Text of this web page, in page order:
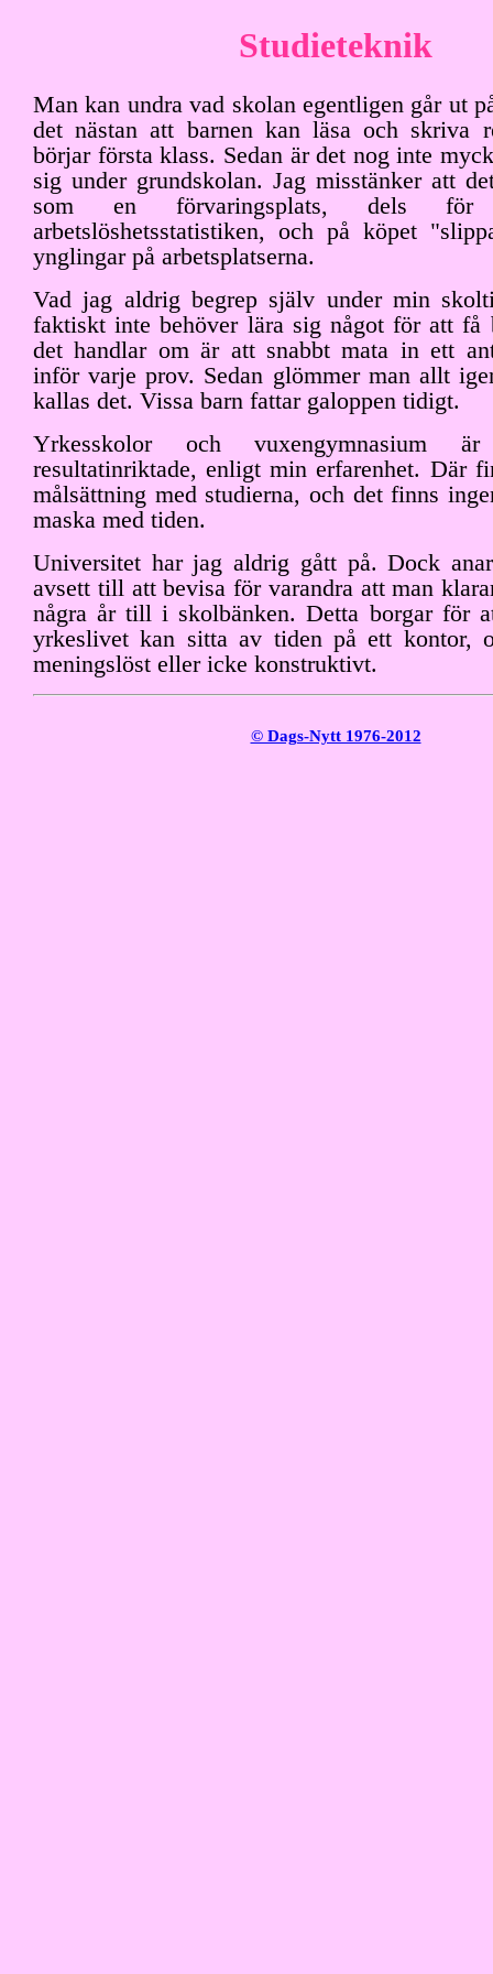
Studieteknik
Man kan undra vad skolan egentligen går ut
det nästan att barnen kan läsa och skriva
börjar första klass. Sedan är det nog inte
sig under grundskolan. Jag misstänker att
som en förvaringsplats, dels
arbetslöshetsstatistiken, och på köpet
ynglingar på arbetsplatserna.
Vad jag aldrig begrep själv under min
faktiskt inte behöver lära sig något för att få
det handlar om är att snabbt mata in ett
inför varje prov. Sedan glömmer man allt
kallas det. Vissa barn fattar galoppen tidigt.
Yrkesskolor och vuxengymnasium
resultatinriktade, enligt min erfarenhet. Där
målsättning med studierna, och det finns
maska med tiden.
Universitet har jag aldrig gått på. Dock
avsett till att bevisa för varandra att man
några år till i skolbänken. Detta borgar för
yrkeslivet kan sitta av tiden på ett kontor,
meningslöst eller icke konstruktivt.
© Dags-Nytt 1976-2012